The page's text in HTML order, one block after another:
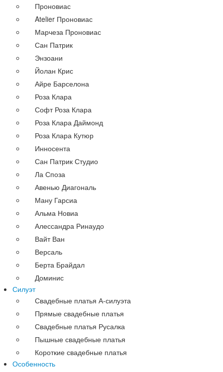
Проновиас
Atelier Проновиас
Марчеза Проновиас
Сан Патрик
Энзоани
Йолан Крис
Айре Барселона
Роза Клара
Софт Роза Клара
Роза Клара Даймонд
Роза Клара Кутюр
Инносента
Сан Патрик Студио
Ла Споза
Авенью Диагональ
Ману Гарсиа
Альма Новиа
Алессандра Ринаудо
Вайт Ван
Версаль
Берта Брайдал
Доминис
Силуэт
Свадебные платья А-силуэта
Прямые свадебные платья
Свадебные платья Русалка
Пышные свадебные платья
Короткие свадебные платья
Особенность